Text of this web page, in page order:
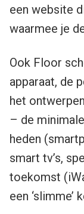
een website
waarmee je
Ook Floor
apparaat, de
het
– de
heden
smart tv’s,
toekomst
een ‘slimme’